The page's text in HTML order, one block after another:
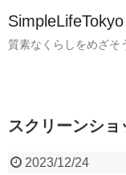
SimpleLifeTokyo
質素なくらしをめざそ
スクリーンシ
2023/12/24